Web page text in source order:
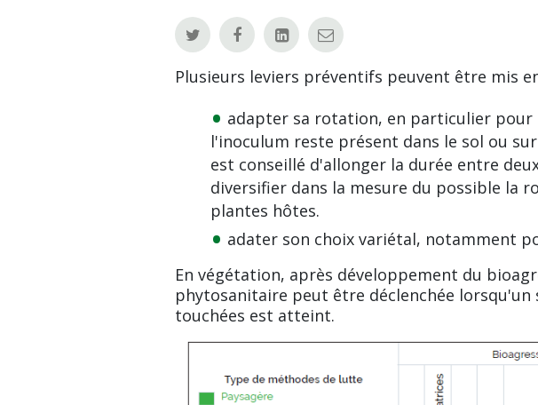
Plusieurs leviers préventifs peuvent être mis
adapter sa rotation, en particulier pour
l'inoculum reste présent dans le sol ou
est conseillé d'allonger la durée entre
diversifier dans la mesure du possible la
plantes hôtes.
adater son choix variétal, notamment
En végétation, après développement du
phytosanitaire peut être déclenchée lorsqu'un
touchées est atteint.